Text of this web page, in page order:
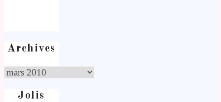
Archives
Jolis